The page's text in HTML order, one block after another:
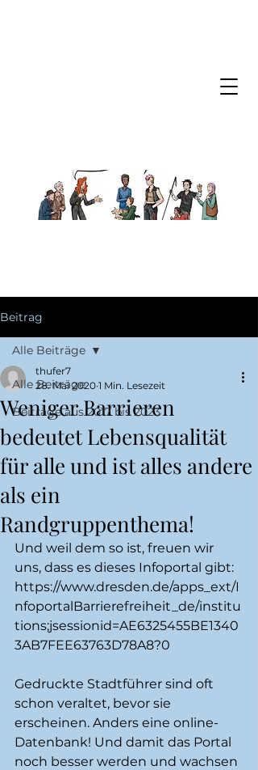
Beitrag
Alle Beiträge
Beiträge aus 2017 bis 2023
Alle Beiträge
Weniger Barrieren
bedeutet Lebensqualität
für alle und ist alles andere
als ein
Randgruppenthema!
thufer7
28. Mai 2020 1 Min. Lesezeit
Und weil dem so ist, freuen wir
uns, dass es dieses Infoportal gibt:
https://www.dresden.de/apps_ext/I
nfoportalBarrierefreiheit_de/institu
tions;jsessionid=AE6325455BE1340
3AB7FEE63763D78A8?0
Gedruckte Stadtführer sind oft
schon veraltet, bevor sie
erscheinen. Anders eine online-
Datenbank! Und damit das Portal
noch besser werden und wachsen